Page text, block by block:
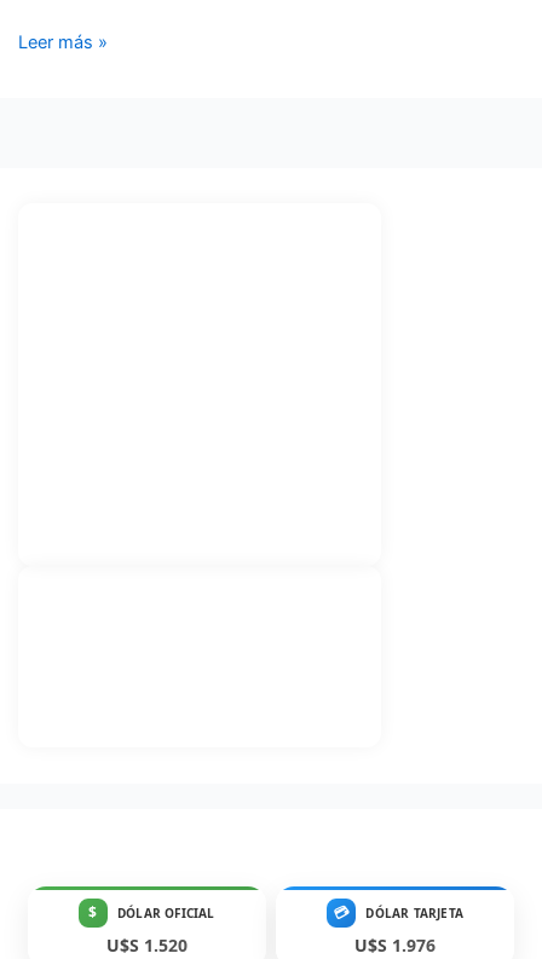
Leer más »
$ DÓLAR OFICIAL
U$S 1.520
💳 DÓLAR TARJETA
U$S 1.976